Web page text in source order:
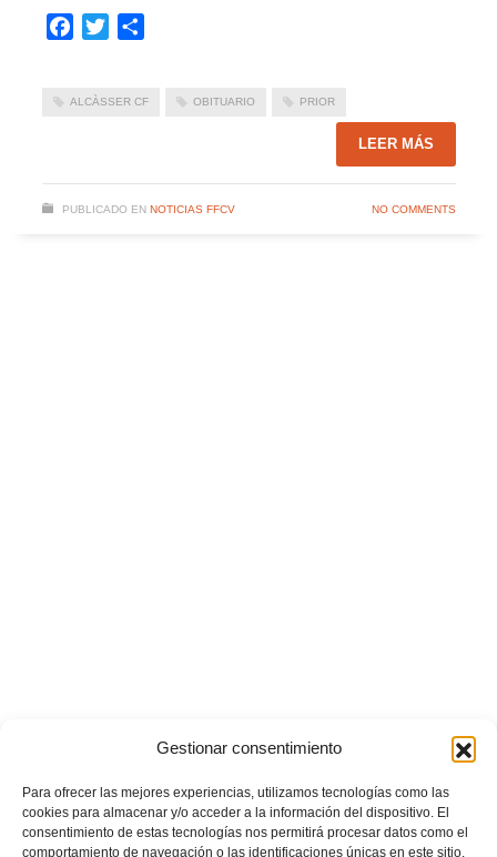
Gestionar consentimiento
Para ofrecer las mejores experiencias, utilizamos tecnologías como las
cookies para almacenar y/o acceder a la información del dispositivo. El
consentimiento de estas tecnologías nos permitirá procesar datos como el
comportamiento de navegación o las identificaciones únicas en este sitio.
Facebook
Twitter
ALCÀSSER CF OBITUARIO PRIOR
LEER MÁS
PUBLICADO EN NOTICIAS FFCV NO COMMENTS